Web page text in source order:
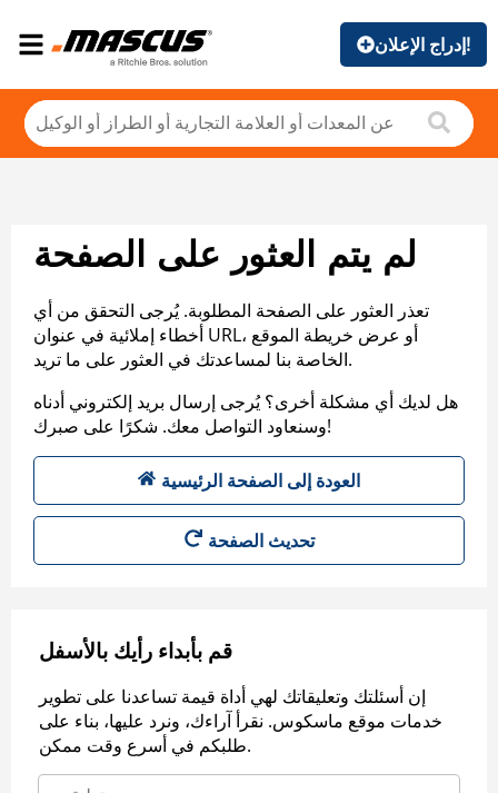
إدراج الإعلان!
لم يتم العثور على الصفحة
تعذر العثور على الصفحة المطلوبة. يُرجى التحقق من أي
أخطاء إملائية في عنوان URL، أو عرض خريطة الموقع
الخاصة بنا لمساعدتك في العثور على ما تريد.
هل لديك أي مشكلة أخرى؟ يُرجى إرسال بريد إلكتروني أدناه
وسنعاود التواصل معك. شكرًا على صبرك!
العودة إلى الصفحة الرئيسية
تحديث الصفحة
قم بأبداء رأيك بالأسفل
إن أسئلتك وتعليقاتك لهي أداة قيمة تساعدنا على تطوير
خدمات موقع ماسكوس. نقرأ آراءك، ونرد عليها، بناء على
طلبكم في أسرع وقت ممكن.